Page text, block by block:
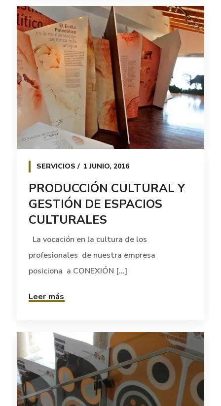
SERVICIOS 1 JUNIO, 2016
PRODUCCIÓN CULTURAL Y
GESTIÓN DE ESPACIOS
CULTURALES
La vocación en la cultura de los
profesionales de nuestra empresa
posiciona a CONEXIÓN [...]
Leer más